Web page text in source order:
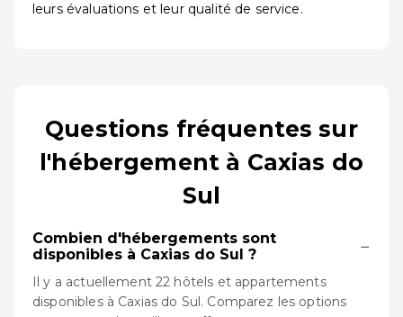
leurs évaluations et leur qualité de service.
Questions fréquentes sur
l'hébergement à Caxias do
Sul
Combien d'hébergements sont
disponibles à Caxias do Sul ?
−
Il y a actuellement 22 hôtels et appartements
disponibles à Caxias do Sul. Comparez les options